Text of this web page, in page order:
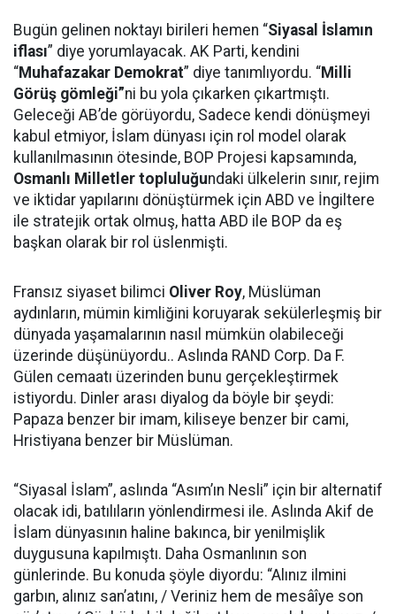
Bugün gelinen noktayı birileri hemen “Siyasal İslamın
iflası” diye yorumlayacak. AK Parti, kendini
“Muhafazakar Demokrat” diye tanımlıyordu. “Milli
Görüş gömleği”ni bu yola çıkarken çıkartmıştı.
Geleceği AB’de görüyordu, Sadece kendi dönüşmeyi
kabul etmiyor, İslam dünyası için rol model olarak
kullanılmasının ötesinde, BOP Projesi kapsamında,
Osmanlı Milletler topluluğundaki ülkelerin sınır, rejim
ve iktidar yapılarını dönüştürmek için ABD ve İngiltere
ile stratejik ortak olmuş, hatta ABD ile BOP da eş
başkan olarak bir rol üslenmişti.
Fransız siyaset bilimci Oliver Roy, Müslüman
aydınların, mümin kimliğini koruyarak sekülerleşmiş bir
dünyada yaşamalarının nasıl mümkün olabileceği
üzerinde düşünüyordu.. Aslında RAND Corp. Da F.
Gülen cemaatı üzerinden bunu gerçekleştirmek
istiyordu. Dinler arası diyalog da böyle bir şeydi:
Papaza benzer bir imam, kiliseye benzer bir cami,
Hristiyana benzer bir Müslüman.
“Siyasal İslam”, aslında “Asım’ın Nesli” için bir alternatif
olacak idi, batılıların yönlendirmesi ile. Aslında Akif de
İslam dünyasının haline bakınca, bir yenilmişlik
duygusuna kapılmıştı. Daha Osmanlının son
günlerinde. Bu konuda şöyle diyordu: “Alınız ilmini
garbın, alınız san’atını, / Veriniz hem de mesâîye son